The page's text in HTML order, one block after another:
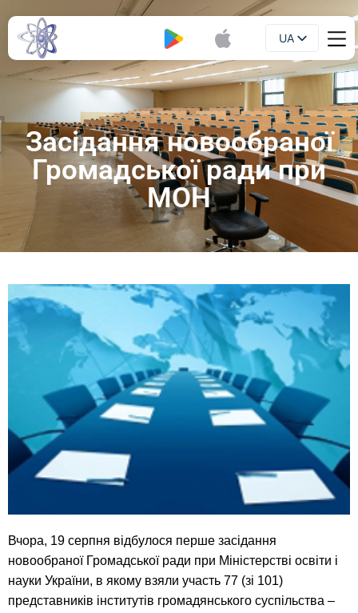
UA
EN
Засідання новообраної
Громадської ради при
МОН
Вчора, 19 серпня відбулося перше засідання
новообраної Громадської ради при Міністерстві освіти і
науки України, в якому взяли участь 77 (зі 101)
представників інститутів громадянського суспільства –